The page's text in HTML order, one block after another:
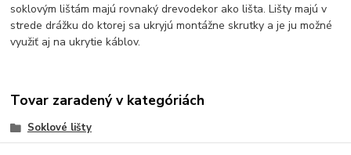
soklovým lištám majú rovnaký drevodekor ako lišta. Lišty majú v
strede drážku do ktorej sa ukryjú montážne skrutky a je ju možné
využiť aj na ukrytie káblov.
Tovar zaradený v kategóriách
Soklové lišty